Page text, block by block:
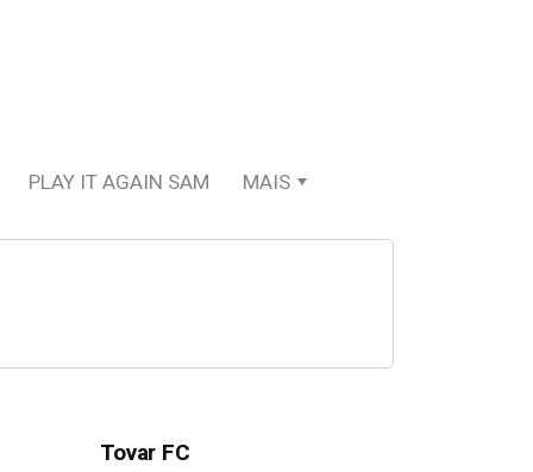
PLAY IT AGAIN SAM MAIS
Tovar FC